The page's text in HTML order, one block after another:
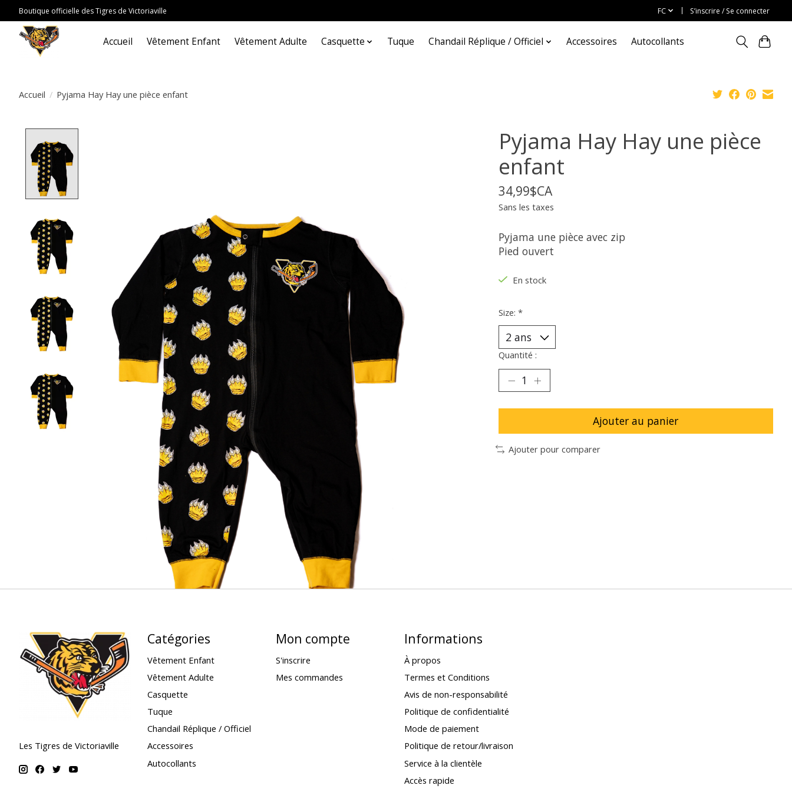
Boutique officielle des Tigres de Victoriaville FC S’inscrire / Se connecter
Accueil Vêtement Enfant Vêtement Adulte Casquette Tuque Chandail Réplique / Officiel Accessoires Autocollants
Accueil / Pyjama Hay Hay une pièce enfant
Pyjama Hay Hay une pièce
enfant
34,99$CA
Sans les taxes
Pyjama une pièce avec zip
Pied ouvert
En stock
Size: *
Quantité :
Ajouter au panier
Ajouter pour comparer
Les Tigres de Victoriaville
Catégories
Vêtement Enfant
Vêtement Adulte
Casquette
Tuque
Chandail Réplique / Officiel
Accessoires
Autocollants
Mon compte
S'inscrire
Mes commandes
Informations
À propos
Termes et Conditions
Avis de non-responsabilité
Politique de confidentialité
Mode de paiement
Politique de retour/livraison
Service à la clientèle
Accès rapide